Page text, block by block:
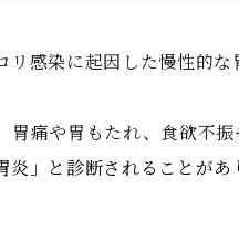
感染に起因した慢性的
痛や胃もたれ、食欲不
炎」と診断されることがあ